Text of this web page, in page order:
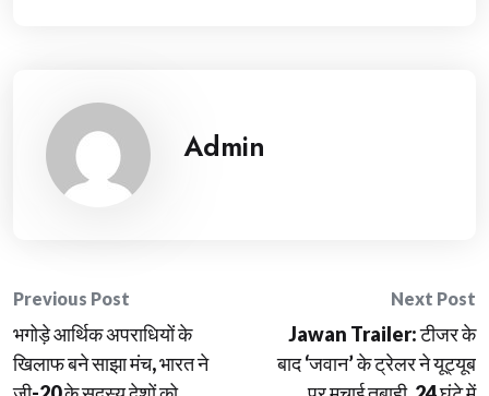
Admin
Post
navigation
Previous Post
भगोड़े आर्थिक अपराधियों के
खिलाफ बने साझा मंच, भारत ने
Next Post
Jawan Trailer: टीजर के
बाद ‘जवान’ के ट्रेलर ने यूट्यूब